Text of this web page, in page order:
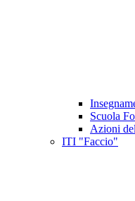
Scuola
Azioni
ITI "Faccio"